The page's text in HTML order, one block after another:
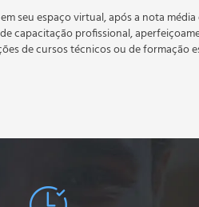
seu espaço virtual, após a nota
capacitação profissional,
de cursos técnicos ou de formação